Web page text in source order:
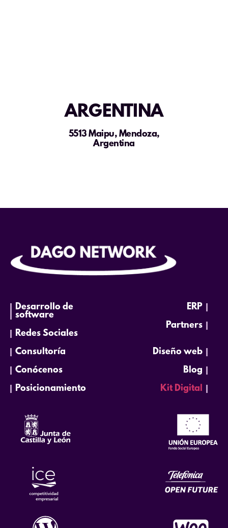
ARGENTINA
5513 Maipu, Mendoza,
Argentina
Desarrollo de
software
Redes Sociales
ERP
Partners
Consultoría
Conócenos
Posicionamiento
Diseño web
Blog
Kit Digital